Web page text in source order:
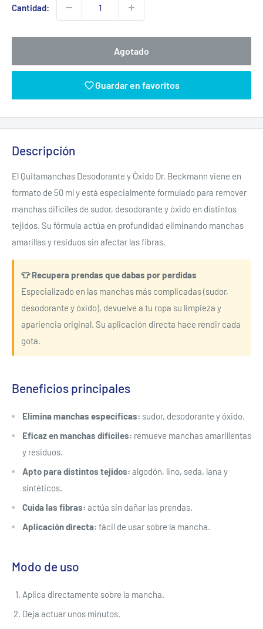
Cantidad:
Agotado
Guardar en favoritos
Descripción
El Quitamanchas Desodorante y Óxido Dr. Beckmann viene en
formato de 50 ml y está especialmente formulado para remover
manchas difíciles de sudor, desodorante y óxido en distintos
tejidos. Su fórmula actúa en profundidad eliminando manchas
amarillas y residuos sin afectar las fibras.
👕 Recupera prendas que dabas por perdidas
Especializado en las manchas más complicadas (sudor,
desodorante y óxido), devuelve a tu ropa su limpieza y
apariencia original. Su aplicación directa hace rendir cada
gota.
Beneficios principales
Elimina manchas específicas: sudor, desodorante y óxido.
Eficaz en manchas difíciles: remueve manchas amarillentas
y residuos.
Apto para distintos tejidos: algodón, lino, seda, lana y
sintéticos.
Cuida las fibras: actúa sin dañar las prendas.
Aplicación directa: fácil de usar sobre la mancha.
Modo de uso
Aplica directamente sobre la mancha.
Deja actuar unos minutos.